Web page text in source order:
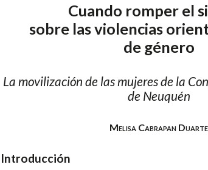
Cuando romper el
sobre las violencias
de género
La movilización de las mujeres de la
de Neuquén
Melisa Cabrapan Duarte
Introducción